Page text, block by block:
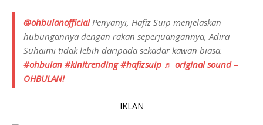
@ohbulanofficialPenyanyi, Hafiz Suip menjelaskan
hubungannya dengan rakan seperjuangannya, Adira
Suhaimi tidak lebih daripada sekadar kawan biasa.
#ohbulan #kinitrending #hafizsuip ♬ original sound –
OHBULAN!
- IKLAN -